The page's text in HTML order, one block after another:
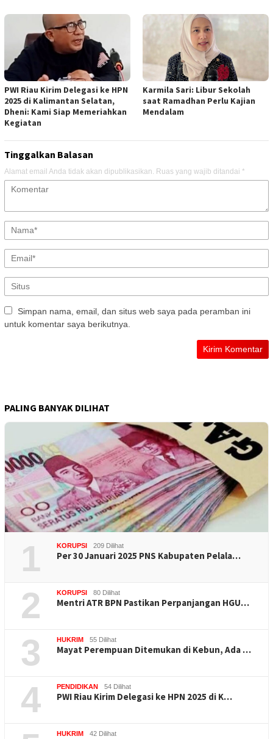
PWI Riau Kirim Delegasi ke HPN
2025 di Kalimantan Selatan,
Dheni: Kami Siap Memeriahkan
Kegiatan
Karmila Sari: Libur Sekolah
saat Ramadhan Perlu Kajian
Mendalam
Tinggalkan Balasan
Alamat email Anda tidak akan dipublikasikan. Ruas yang wajib ditandai *
Simpan nama, email, dan situs web saya pada peramban ini
untuk komentar saya berikutnya.
PALING BANYAK DILIHAT
1 KORUPSI 209 Dilihat
Per 30 Januari 2025 PNS Kabupaten Pelala…
2 KORUPSI 80 Dilihat
Mentri ATR BPN Pastikan Perpanjangan HGU…
3 HUKRIM 55 Dilihat
Mayat Perempuan Ditemukan di Kebun, Ada …
4 PENDIDIKAN 54 Dilihat
PWI Riau Kirim Delegasi ke HPN 2025 di K…
HUKRIM 42 Dilihat